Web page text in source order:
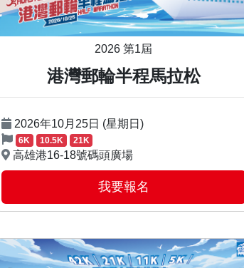
2026 第1屆
港灣郵輪半程馬拉松
2026年10月25日 (星期日)
6K 10.5K 21K
高雄港16-18號碼頭廣場
我要報名